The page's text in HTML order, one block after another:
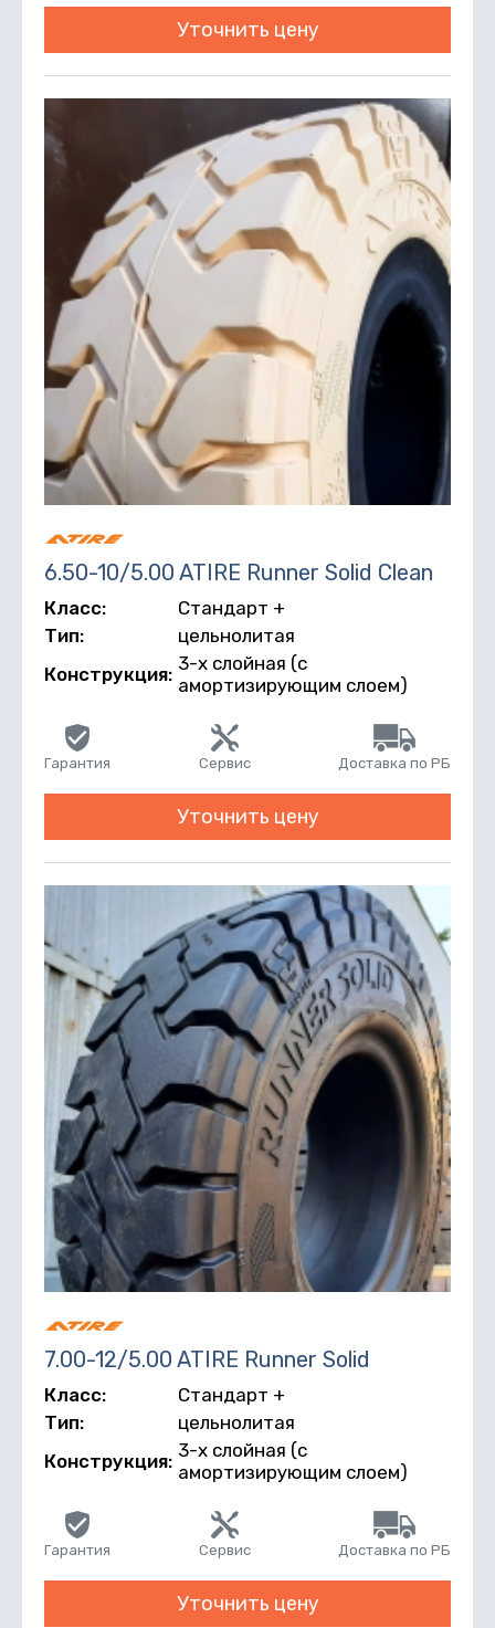
Уточнить цену
6.50-10/5.00 ATIRE Runner Solid Clean
Класс:
Стандарт +
Тип:
цельнолитая
Конструкция: 3-х слойная (с
амортизирующим слоем)
Гарантия Сервис Доставка по РБ
Уточнить цену
7.00-12/5.00 ATIRE Runner Solid
Класс:
Стандарт +
Тип:
цельнолитая
Конструкция: 3-х слойная (с
амортизирующим слоем)
Гарантия Сервис Доставка по РБ
Уточнить цену